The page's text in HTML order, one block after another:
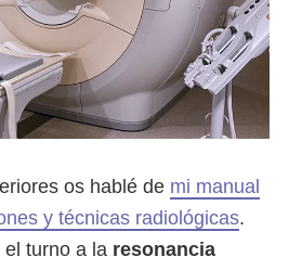
os hablé de mi manual
y técnicas radiológicas.
el turno a la resonancia